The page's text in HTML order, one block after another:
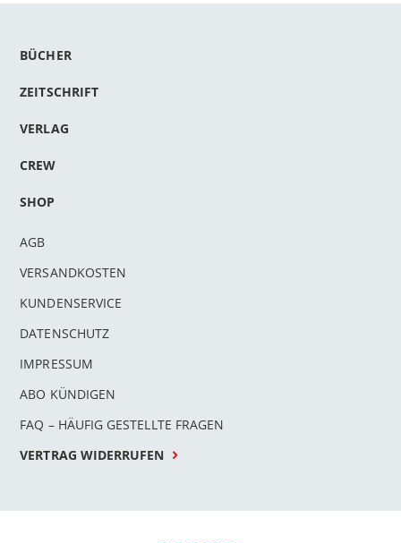
BÜCHER
ZEITSCHRIFT
VERLAG
CREW
SHOP
AGB
VERSANDKOSTEN
KUNDENSERVICE
DATENSCHUTZ
IMPRESSUM
ABO KÜNDIGEN
FAQ – HÄUFIG GESTELLTE FRAGEN
VERTRAG WIDERRUFEN